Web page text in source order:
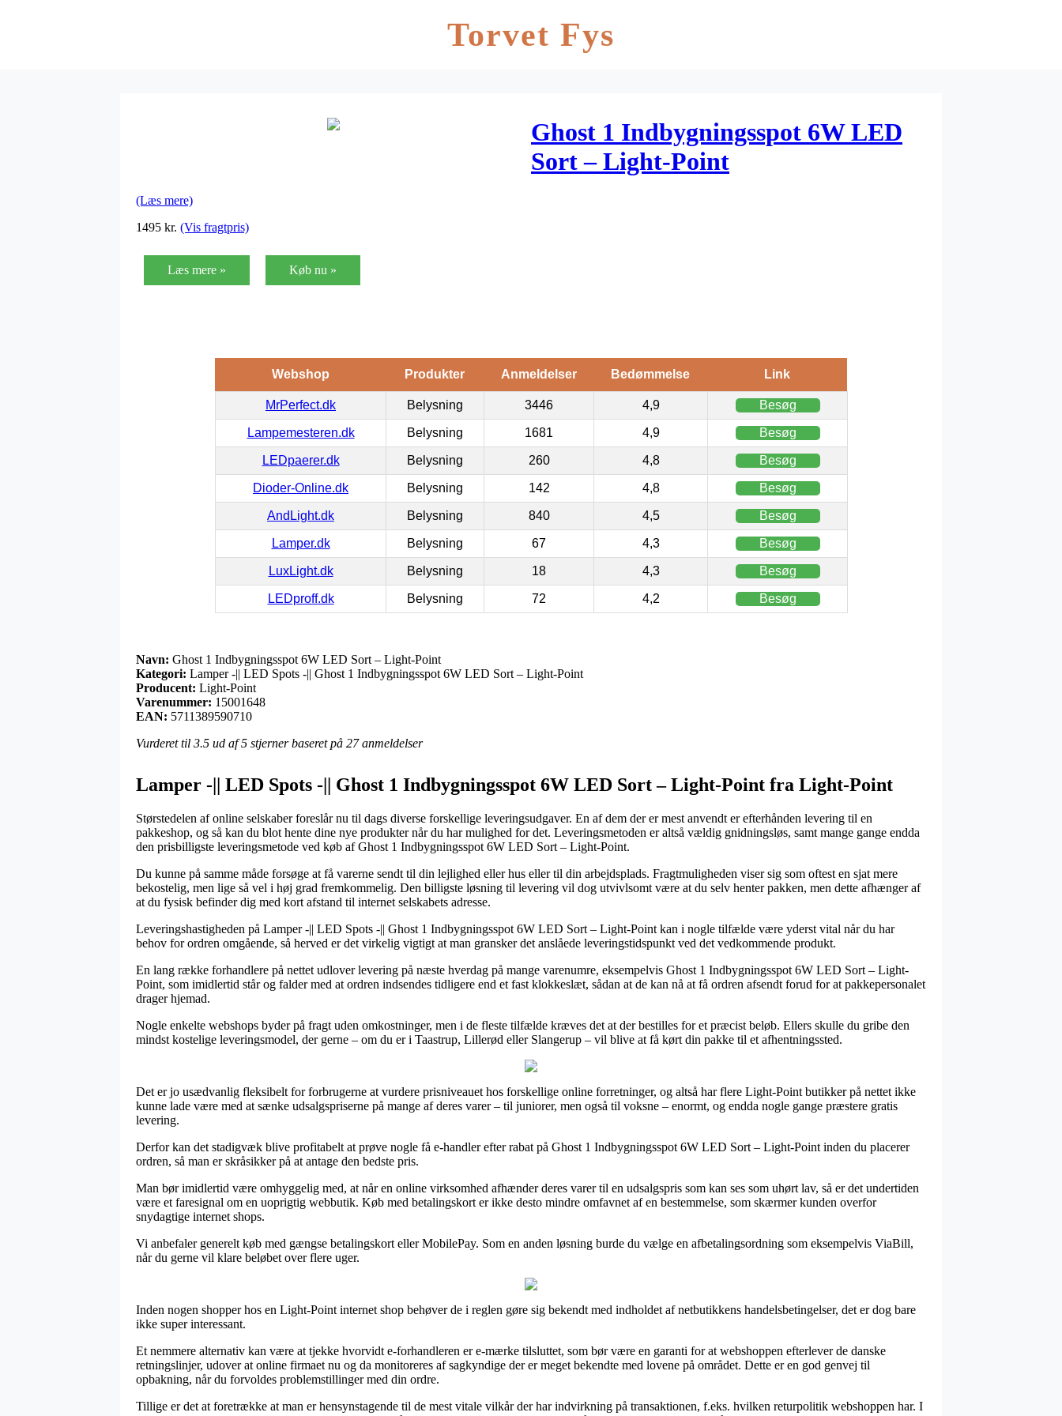
Torvet Fys
Ghost 1 Indbygningsspot 6W LED
Sort – Light-Point
(Læs mere)
1495 kr. (Vis fragtpris)
Læs mere » Køb nu »
Webshop Produkter Anmeldelser Bedømmelse Link
MrPerfect.dk Belysning 3446 4,9 Besøg
Lampemesteren.dk Belysning 1681 4,9 Besøg
LEDpaerer.dk Belysning 260 4,8 Besøg
Dioder-Online.dk Belysning 142 4,8 Besøg
AndLight.dk Belysning 840 4,5 Besøg
Lamper.dk Belysning 67 4,3 Besøg
LuxLight.dk Belysning 18 4,3 Besøg
LEDproff.dk Belysning 72 4,2 Besøg
Navn: Ghost 1 Indbygningsspot 6W LED Sort – Light-Point
Kategori: Lamper -|| LED Spots -|| Ghost 1 Indbygningsspot 6W LED Sort – Light-Point
Producent: Light-Point
Varenummer: 15001648
EAN: 5711389590710
Vurderet til 3.5 ud af 5 stjerner baseret på 27anmeldelser
Lamper -|| LED Spots -|| Ghost 1 Indbygningsspot 6W LED Sort – Light-Point fra Light-Point
Størstedelen af online selskaber foreslår nu til dags diverse forskellige leveringsudgaver. En af dem der er mest anvendt er efterhånden levering til en
pakkeshop, og så kan du blot hente dine nye produkter når du har mulighed for det. Leveringsmetoden er altså vældig gnidningsløs, samt mange gange endda
den prisbilligste leveringsmetode ved køb af Ghost 1 Indbygningsspot 6W LED Sort – Light-Point.
Du kunne på samme måde forsøge at få varerne sendt til din lejlighed eller hus eller til din arbejdsplads. Fragtmuligheden viser sig som oftest en sjat mere
bekostelig, men lige så vel i høj grad fremkommelig. Den billigste løsning til levering vil dog utvivlsomt være at du selv henter pakken, men dette afhænger af
at du fysisk befinder dig med kort afstand til internet selskabets adresse.
Leveringshastigheden på Lamper -|| LED Spots -|| Ghost 1 Indbygningsspot 6W LED Sort – Light-Point kan i nogle tilfælde være yderst vital når du har
behov for ordren omgående, så herved er det virkelig vigtigt at man gransker det anslåede leveringstidspunkt ved det vedkommende produkt.
En lang række forhandlere på nettet udlover levering på næste hverdag på mange varenumre, eksempelvis Ghost 1 Indbygningsspot 6W LED Sort – Light-
Point, som imidlertid står og falder med at ordren indsendes tidligere end et fast klokkeslæt, sådan at de kan nå at få ordren afsendt forud for at pakkepersonalet
drager hjemad.
Nogle enkelte webshops byder på fragt uden omkostninger, men i de fleste tilfælde kræves det at der bestilles for et præcist beløb. Ellers skulle du gribe den
mindst kostelige leveringsmodel, der gerne – om du er i Taastrup, Lillerød eller Slangerup – vil blive at få kørt din pakke til et afhentningssted.
Det er jo usædvanlig fleksibelt for forbrugerne at vurdere prisniveauet hos forskellige online forretninger, og altså har flere Light-Point butikker på nettet ikke
kunne lade være med at sænke udsalgspriserne på mange af deres varer – til juniorer, men også til voksne – enormt, og endda nogle gange præstere gratis
levering.
Derfor kan det stadigvæk blive profitabelt at prøve nogle få e-handler efter rabat på Ghost 1 Indbygningsspot 6W LED Sort – Light-Point inden du placerer
ordren, så man er skråsikker på at antage den bedste pris.
Man bør imidlertid være omhyggelig med, at når en online virksomhed afhænder deres varer til en udsalgspris som kan ses som uhørt lav, så er det undertiden
være et faresignal om en uoprigtig webbutik. Køb med betalingskort er ikke desto mindre omfavnet af en bestemmelse, som skærmer kunden overfor
snydagtige internet shops.
Vi anbefaler generelt køb med gængse betalingskort eller MobilePay. Som en anden løsning burde du vælge en afbetalingsordning som eksempelvis ViaBill,
når du gerne vil klare beløbet over flere uger.
Inden nogen shopper hos en Light-Point internet shop behøver de i reglen gøre sig bekendt med indholdet af netbutikkens handelsbetingelser, det er dog bare
ikke super interessant.
Et nemmere alternativ kan være at tjekke hvorvidt e-forhandleren er e-mærke tilsluttet, som bør være en garanti for at webshoppen efterlever de danske
retningslinjer, udover at online firmaet nu og da monitoreres af sagkyndige der er meget bekendte med lovene på området. Dette er en god genvej til
opbakning, når du forvoldes problemstillinger med din ordre.
Tillige er det at foretrække at man er hensynstagende til de mest vitale vilkår der har indvirkning på transaktionen, f.eks. hvilken returpolitik webshoppen har. I